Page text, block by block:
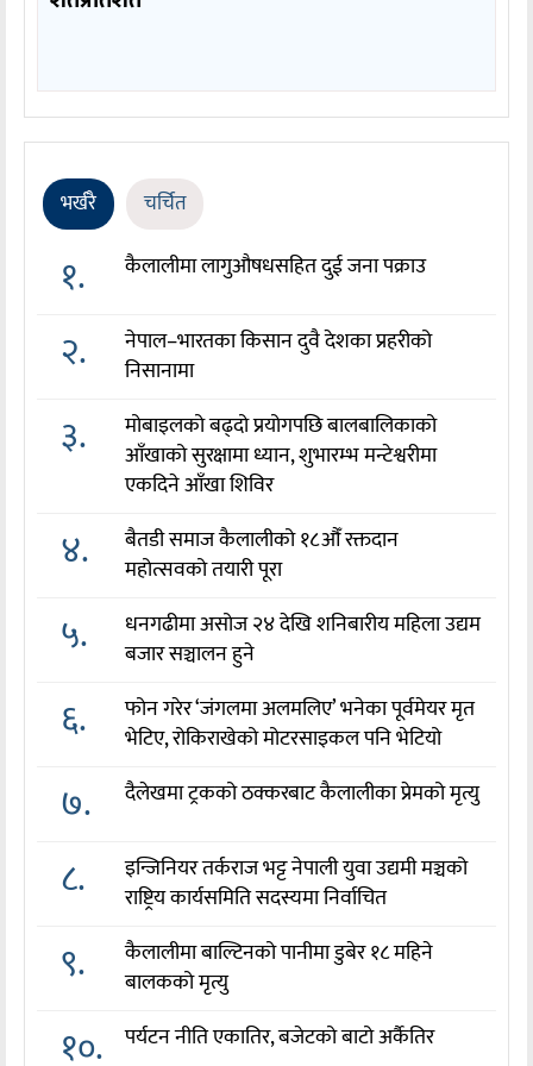
भर्खरै चर्चित
१. कैलालीमा लागुऔषधसहित दुई जना पक्राउ
२.
नेपाल–भारतका किसान दुवै देशका प्रहरीको
निसानामा
३.
मोबाइलको बढ्दो प्रयोगपछि बालबालिकाको
आँखाको सुरक्षामा ध्यान, शुभारम्भ मन्टेश्वरीमा
एकदिने आँखा शिविर
४.
बैतडी समाज कैलालीको १८औँ रक्तदान
महोत्सवको तयारी पूरा
५.
धनगढीमा असोज २४ देखि शनिबारीय महिला उद्यम
बजार सञ्चालन हुने
६.
फोन गरेर ‘जंगलमा अलमलिए’ भनेका पूर्वमेयर मृत
भेटिए, रोकिराखेको मोटरसाइकल पनि भेटियो
७. दैलेखमा ट्रकको ठक्करबाट कैलालीका प्रेमको मृत्यु
८.
इन्जिनियर तर्कराज भट्ट नेपाली युवा उद्यमी मञ्चको
राष्ट्रिय कार्यसमिति सदस्यमा निर्वाचित
९.
कैलालीमा बाल्टिनको पानीमा डुबेर १८ महिने
बालकको मृत्यु
१०. पर्यटन नीति एकातिर, बजेटको बाटो अर्कैतिर